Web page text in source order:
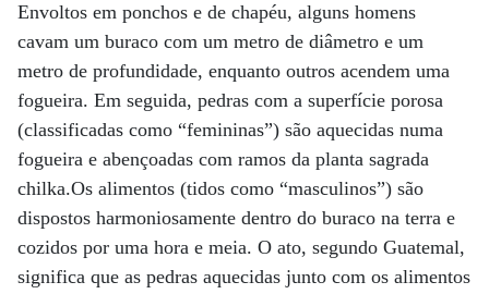
Envoltos em ponchos e de chapéu, alguns homens
cavam um buraco com um metro de diâmetro e um
metro de profundidade, enquanto outros acendem uma
fogueira. Em seguida, pedras com a superfície porosa
(classificadas como “femininas”) são aquecidas numa
fogueira e abençoadas com ramos da planta sagrada
chilka.Os alimentos (tidos como “masculinos”) são
dispostos harmoniosamente dentro do buraco na terra e
cozidos por uma hora e meia. O ato, segundo Guatemal,
significa que as pedras aquecidas junto com os alimentos